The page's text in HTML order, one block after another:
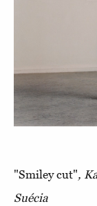
"Smiley cut",
Suécia